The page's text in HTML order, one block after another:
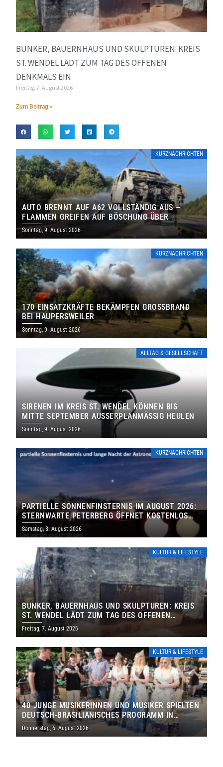
BUNKER, BAUERNHAUS UND SKULPTUREN: KREIS
ST. WENDEL LÄDT ZUM TAG DES OFFENEN
DENKMALS EIN
Freitag, 7. August 2026
Zum Beitrag »
KURZNACHRICHTEN
AUTO BRENNT AUF A62 VOLLSTÄNDIG AUS –
FLAMMEN GREIFEN AUF BÖSCHUNG ÜBER
Sonntag, 9. August 2026
KURZNACHRICHTEN
170 EINSATZKRÄFTE BEKÄMPFEN GROSSBRAND B
EI HAUPERSWEILER
Sonntag, 9. August 2026
ALLTAG & GESELLSCHAFT
SIRENEN IM KREIS ST. WENDEL KÖNNEN BIS
MITTE SEPTEMBER AUSSERPLANMÄSSIG HEULEN
Sonntag, 9. August 2026
KURZNACHRICHTEN
PARTIELLE SONNENFINSTERNIS IM AUGUST 2026:
STERNWARTE PETERBERG ÖFFNET KOSTENLOS
IHRE TORE
Samstag, 8. August 2026
KULTUR & LIFESTYLE
BUNKER, BAUERNHAUS UND SKULPTUREN: KREIS
ST. WENDEL LÄDT ZUM TAG DES OFFENEN
DENKMALS EIN
Freitag, 7. August 2026
KULTUR & LIFESTYLE
40 JUNGE MUSIKERINNEN UND MUSIKER SPIELTEN
DEUTSCH-BRASILIANISCHES PROGRAMM IN
THOLEY
Donnerstag, 6. August 2026